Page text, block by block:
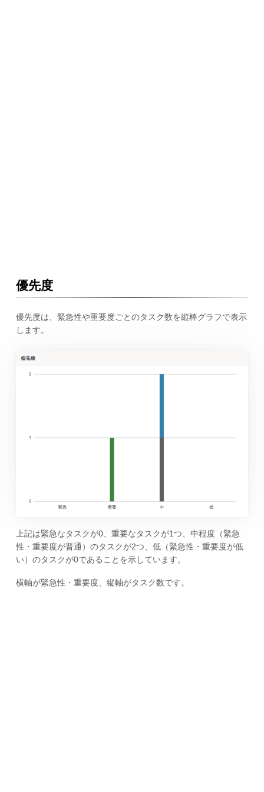
優先度
優先度は、緊急性や重要度ごとのタスク数を縦棒グラフで表示
します。
上記は緊急なタスクが0、重要なタスクが1つ、中程度（緊急
性・重要度が普通）のタスクが2つ、低（緊急性・重要度が低
い）のタスクが0であることを示しています。
横軸が緊急性・重要度、縦軸がタスク数です。